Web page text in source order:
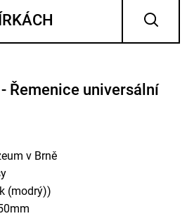
Řemenice universální
v Brně
(modrý))